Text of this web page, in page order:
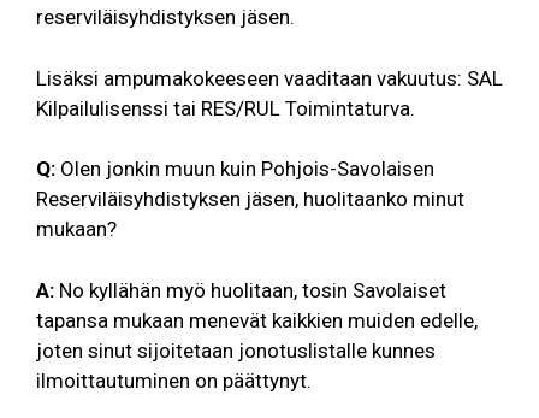
reserviläisyhdistyksen jäsen.
Lisäksi ampumakokeeseen vaaditaan vakuutus: SAL
Kilpailulisenssi tai RES/RUL Toimintaturva.
Q: Olen jonkin muun kuin Pohjois-Savolaisen
Reserviläisyhdistyksen jäsen, huolitaanko minut
mukaan?
A: No kyllähän myö huolitaan, tosin Savolaiset
tapansa mukaan menevät kaikkien muiden edelle,
joten sinut sijoitetaan jonotuslistalle kunnes
ilmoittautuminen on päättynyt.